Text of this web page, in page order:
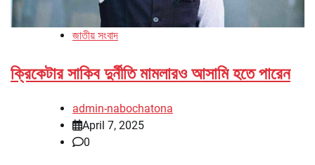
জাতীয় সংবাদ
ক্রিকেটার সাকিব দুর্নীতি মামলারও আসামি হতে পারেন
admin-nabochatona
April 7, 2025
0